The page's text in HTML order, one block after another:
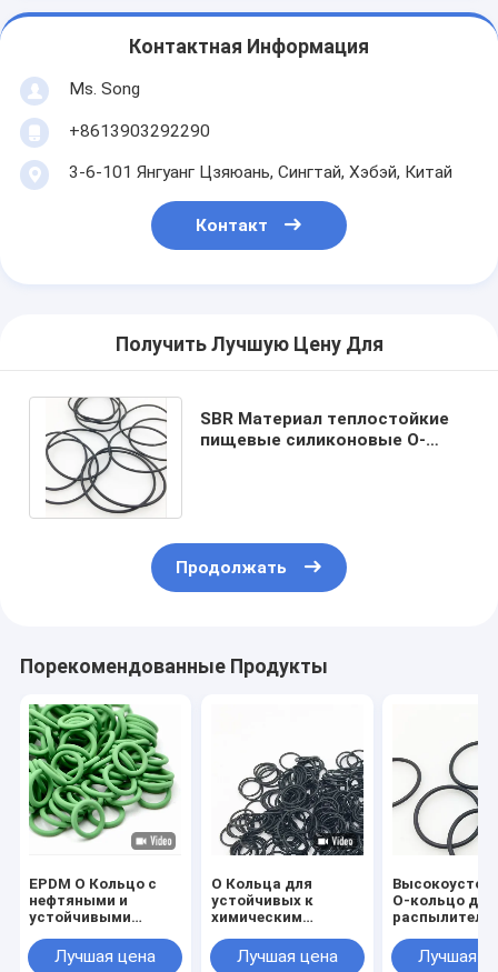
Контактная Информация
Ms. Song
+8613903292290
3-6-101 Янгуанг Цзяюань, Сингтай, Хэбэй, Китай
Контакт
Получить Лучшую Цену Для
SBR Материал теплостойкие
пищевые силиконовые O-
Продолжать
Порекомендованные Продукты
EPDM O Кольцо с
нефтяными и
устойчивыми
напряжения
Лучшая цена
O Кольца для
устойчивых к
химическим
нитриловых O-
кольцевых
Лучшая цена
О-кольцо для
распылителя
47.29*2.62
EPDM FKM
Лучшая